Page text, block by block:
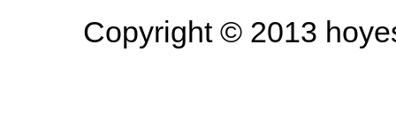
Copyright © 2013